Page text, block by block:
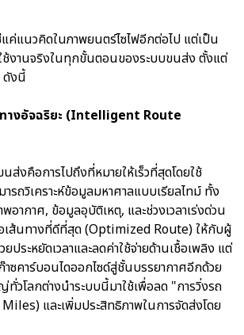
ค่แนวคิดในภาพยนตร์ไซไฟอีกต่อไป แต่เป็น
ช้งานจริงในทุกขั้นตอนของระบบขนส่ง ตั้งแต่
ดังนี้
ทางอัจฉริยะ (Intelligent Route
ส่งคือการไปถึงที่หมายให้เร็วที่สุดโดยใช้
รถวิเคราะห์ข้อมูลมหาศาลแบบเรียลไทม์ ทั้ง
อากาศ, ข้อมูลอุบัติเหตุ, และช่วงเวลาเร่งด่วน
เส้นทางที่ดีที่สุด (Optimized Route) ให้กับผู้
ประหยัดเวลาและลดค่าใช้จ่ายด้านเชื้อเพลิง แต่
ซคาร์บอนไดออกไซด์สู่ชั้นบรรยากาศอีกด้วย
วโลกต่างนำระบบนี้มาใช้เพื่อลด "การวิ่งรถ
และเพิ่มประสิทธิภาพในการจัดส่งโดย